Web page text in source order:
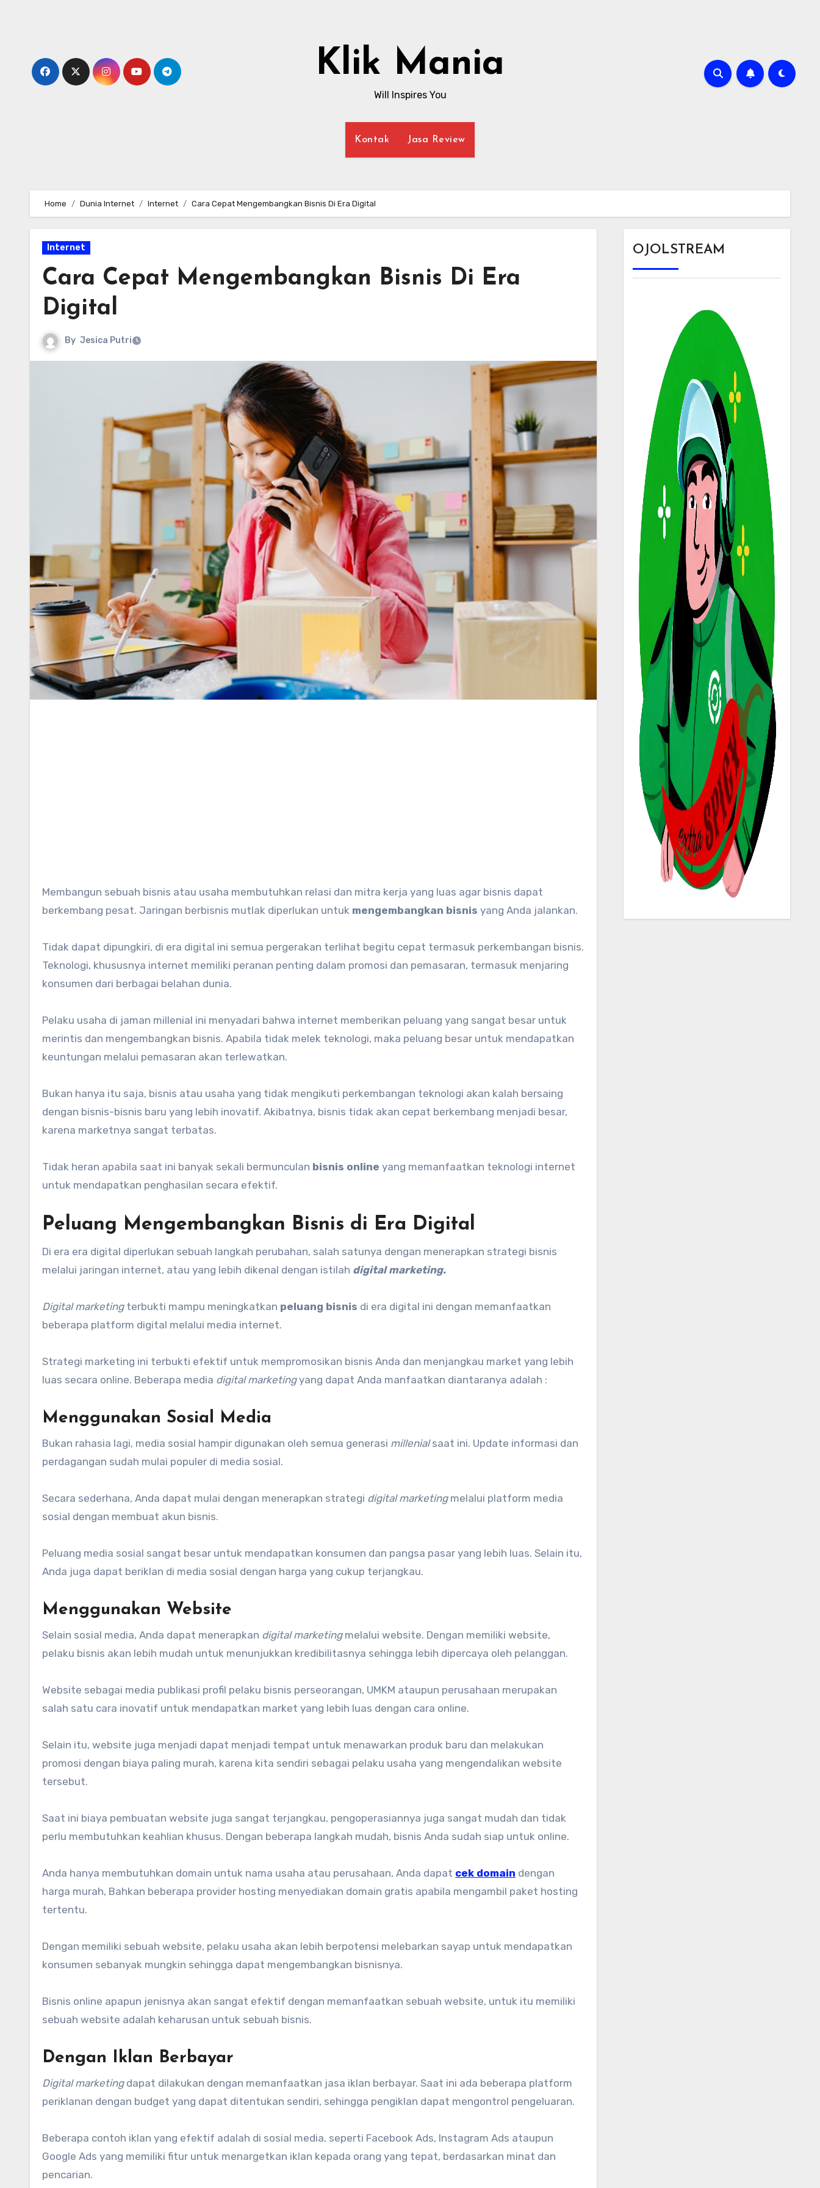
Klik Mania
Will Inspires You
Kontak Jasa Review
Home Dunia Internet Internet Cara Cepat Mengembangkan Bisnis Di Era Digital
Internet
Cara Cepat Mengembangkan Bisnis Di Era
Digital
By Jesica Putri
Membangun sebuah bisnis atau usaha membutuhkan relasi dan mitra kerja yang luas agar bisnis dapat
berkembang pesat. Jaringan berbisnis mutlak diperlukan untuk mengembangkan bisnis yang Anda jalankan.
Tidak dapat dipungkiri, di era digital ini semua pergerakan terlihat begitu cepat termasuk perkembangan bisnis.
Teknologi, khususnya internet memiliki peranan penting dalam promosi dan pemasaran, termasuk menjaring
konsumen dari berbagai belahan dunia.
Pelaku usaha di jaman millenial ini menyadari bahwa internet memberikan peluang yang sangat besar untuk
merintis dan mengembangkan bisnis. Apabila tidak melek teknologi, maka peluang besar untuk mendapatkan
keuntungan melalui pemasaran akan terlewatkan.
Bukan hanya itu saja, bisnis atau usaha yang tidak mengikuti perkembangan teknologi akan kalah bersaing
dengan bisnis-bisnis baru yang lebih inovatif. Akibatnya, bisnis tidak akan cepat berkembang menjadi besar,
karena marketnya sangat terbatas.
Tidak heran apabila saat ini banyak sekali bermunculan bisnis online yang memanfaatkan teknologi internet
untuk mendapatkan penghasilan secara efektif.
Peluang Mengembangkan Bisnis di Era Digital
Di era era digital diperlukan sebuah langkah perubahan, salah satunya dengan menerapkan strategi bisnis
melalui jaringan internet, atau yang lebih dikenal dengan istilah digital marketing.
Digital marketingterbukti mampu meningkatkan peluang bisnis di era digital ini dengan memanfaatkan
beberapa platform digital melalui media internet.
Strategi marketing ini terbukti efektif untuk mempromosikan bisnis Anda dan menjangkau market yang lebih
luas secara online. Beberapa media digital marketingyang dapat Anda manfaatkan diantaranya adalah :
Menggunakan Sosial Media
Bukan rahasia lagi, media sosial hampir digunakan oleh semua generasi millenialsaat ini. Update informasi dan
perdagangan sudah mulai populer di media sosial.
Secara sederhana, Anda dapat mulai dengan menerapkan strategi digital marketingmelalui platform media
sosial dengan membuat akun bisnis.
Peluang media sosial sangat besar untuk mendapatkan konsumen dan pangsa pasar yang lebih luas. Selain itu,
Anda juga dapat beriklan di media sosial dengan harga yang cukup terjangkau.
Menggunakan Website
Selain sosial media, Anda dapat menerapkan digital marketingmelalui website. Dengan memiliki website,
pelaku bisnis akan lebih mudah untuk menunjukkan kredibilitasnya sehingga lebih dipercaya oleh pelanggan.
Website sebagai media publikasi profil pelaku bisnis perseorangan, UMKM ataupun perusahaan merupakan
salah satu cara inovatif untuk mendapatkan market yang lebih luas dengan cara online.
Selain itu, website juga menjadi dapat menjadi tempat untuk menawarkan produk baru dan melakukan
promosi dengan biaya paling murah, karena kita sendiri sebagai pelaku usaha yang mengendalikan website
tersebut.
Saat ini biaya pembuatan website juga sangat terjangkau, pengoperasiannya juga sangat mudah dan tidak
perlu membutuhkan keahlian khusus. Dengan beberapa langkah mudah, bisnis Anda sudah siap untuk online.
Anda hanya membutuhkan domain untuk nama usaha atau perusahaan, Anda dapat cek domain dengan
harga murah, Bahkan beberapa provider hosting menyediakan domain gratis apabila mengambil paket hosting
tertentu.
Dengan memiliki sebuah website, pelaku usaha akan lebih berpotensi melebarkan sayap untuk mendapatkan
konsumen sebanyak mungkin sehingga dapat mengembangkan bisnisnya.
Bisnis online apapun jenisnya akan sangat efektif dengan memanfaatkan sebuah website, untuk itu memiliki
sebuah website adalah keharusan untuk sebuah bisnis.
Dengan Iklan Berbayar
Digital marketingdapat dilakukan dengan memanfaatkan jasa iklan berbayar. Saat ini ada beberapa platform
periklanan dengan budget yang dapat ditentukan sendiri, sehingga pengiklan dapat mengontrol pengeluaran.
Beberapa contoh iklan yang efektif adalah di sosial media, seperti Facebook Ads, Instagram Ads ataupun
Google Ads yang memiliki fitur untuk menargetkan iklan kepada orang yang tepat, berdasarkan minat dan
pencarian.
OJOLSTREAM